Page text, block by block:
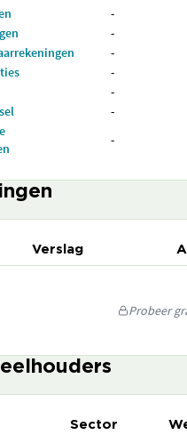
-
-
-
-
-
-
-
Verslag
Probeer
Sector